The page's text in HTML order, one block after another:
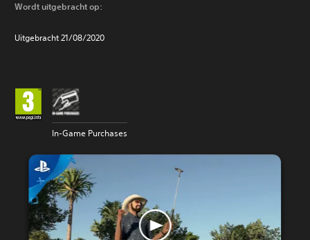
Wordt uitgebracht op:
Uitgebracht 21/08/2020
In-Game Purchases